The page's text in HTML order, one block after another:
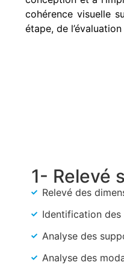
cohérence visuelle
étape, de
1- Relevé
Relevé des
Identification
Analyse des
Analyse des